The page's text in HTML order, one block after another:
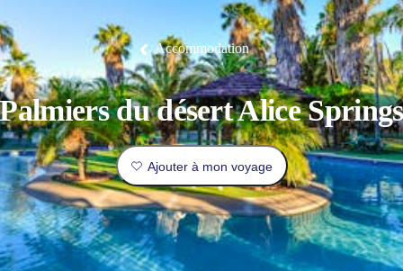
D’endroits
où
aller
Lieux
incontournables
Outback
et
activités
en
plein
air
Tiwi
d'Arnhem
Est
thermale
de
Mataranka
Parc
national
Nitmiluk
conservation
des
marbres
du
diable
Maguk
Tjoritja
/
Parc
national
des
West
MacDonnell
À
faire
Expériences
Profil
de
voyageur
Les
incontournables
patrimoine
pêche
Expériences
luxe
Camping
et
glamping
Idées
de
voyages
Planifier
et
réserver
Infos
pratiques
Outils
Accommodation
Palmiers du désert Alice Springs
Ajouter à mon voyage